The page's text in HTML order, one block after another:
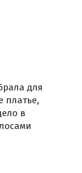
для
платье,
в